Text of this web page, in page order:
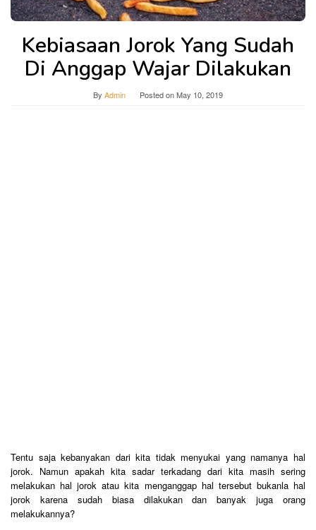
Kebiasaan Jorok Yang Sudah
Di Anggap Wajar Dilakukan
By Admin Posted onMay 10, 2019
Tentu saja kebanyakan dari kita tidak menyukai yang namanya hal
jorok. Namun apakah kita sadar terkadang dari kita masih sering
melakukan hal jorok atau kita menganggap hal tersebut bukanla hal
jorok karena sudah biasa dilakukan dan banyak juga orang
melakukannya?